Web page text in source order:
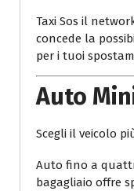
Taxi Sos il
concede la
per i tuoi
Auto
Scegli il veicolo
Auto fino a
bagagliaio offre